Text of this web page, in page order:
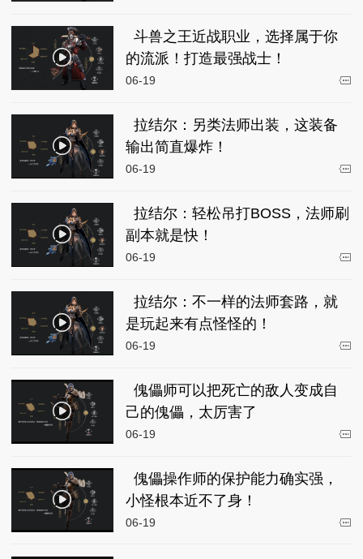
斗兽之王近战职业，选择属于你
的流派！打造最强战士！
06-19
拉结尔：另类法师出装，这装备
输出简直爆炸！
06-19
拉结尔：轻松吊打BOSS，法师刷
副本就是快！
06-19
拉结尔：不一样的法师套路，就
是玩起来有点怪怪的！
06-19
傀儡师可以把死亡的敌人变成自
己的傀儡，太厉害了
06-19
傀儡操作师的保护能力确实强，
小怪根本近不了身！
06-19